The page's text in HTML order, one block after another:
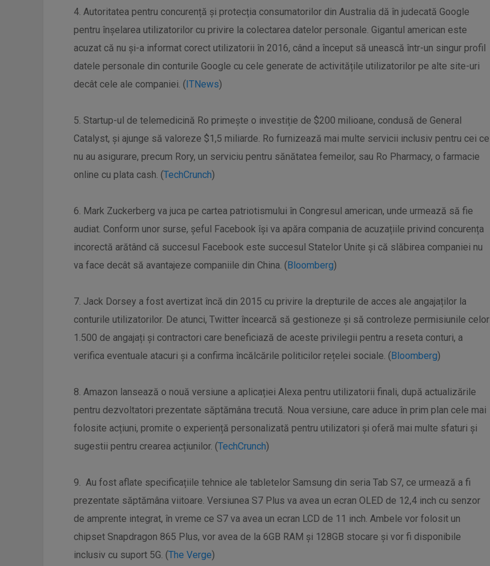
4. Autoritatea pentru concurență și protecția consumatorilor din Australia dă în judecată Google
pentru înșelarea utilizatorilor cu privire la colectarea datelor personale. Gigantul american este
acuzat că nu și-a informat corect utilizatorii în 2016, când a început să unească într-un singur profil
datele personale din conturile Google cu cele generate de activitățile utilizatorilor pe alte site-uri
decât cele ale companiei. (ITNews)
5. Startup-ul de telemedicină Ro primește o investiție de $200 milioane, condusă de General
Catalyst, și ajunge să valoreze $1,5 miliarde. Ro furnizează mai multe servicii inclusiv pentru cei ce
nu au asigurare, precum Rory, un serviciu pentru sănătatea femeilor, sau Ro Pharmacy, o farmacie
online cu plata cash. (TechCrunch)
6. Mark Zuckerberg va juca pe cartea patriotismului în Congresul american, unde urmează să fie
audiat. Conform unor surse, șeful Facebook își va apăra compania de acuzațiile privind concurența
incorectă arătând că succesul Facebook este succesul Statelor Unite și că slăbirea companiei nu
va face decât să avantajeze companiile din China. (Bloomberg)
7. Jack Dorsey a fost avertizat încă din 2015 cu privire la drepturile de acces ale angajaților la
conturile utilizatorilor. De atunci, Twitter încearcă să gestioneze și să controleze permisiunile celor
1.500 de angajați și contractori care beneficiază de aceste privilegii pentru a reseta conturi, a
verifica eventuale atacuri și a confirma încălcările politicilor rețelei sociale. (Bloomberg)
8. Amazon lansează o nouă versiune a aplicației Alexa pentru utilizatorii finali, după actualizările
pentru dezvoltatori prezentate săptămâna trecută. Noua versiune, care aduce în prim plan cele mai
folosite acțiuni, promite o experiență personalizată pentru utilizatori și oferă mai multe sfaturi și
sugestii pentru crearea acțiunilor. (TechCrunch)
9. Au fost aflate specificațiile tehnice ale tabletelor Samsung din seria Tab S7, ce urmează a fi
prezentate săptămâna viitoare. Versiunea S7 Plus va avea un ecran OLED de 12,4 inch cu senzor
de amprente integrat, în vreme ce S7 va avea un ecran LCD de 11 inch. Ambele vor folosit un
chipset Snapdragon 865 Plus, vor avea de la 6GB RAM și 128GB stocare și vor fi disponibile
inclusiv cu suport 5G. (The Verge)